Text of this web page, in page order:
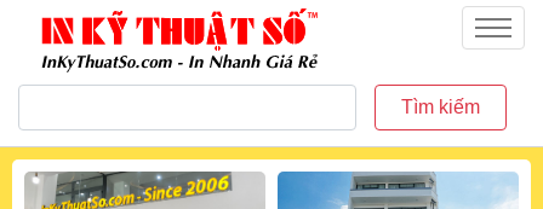
inkythuatso.com
Menu
Tìm kiếm